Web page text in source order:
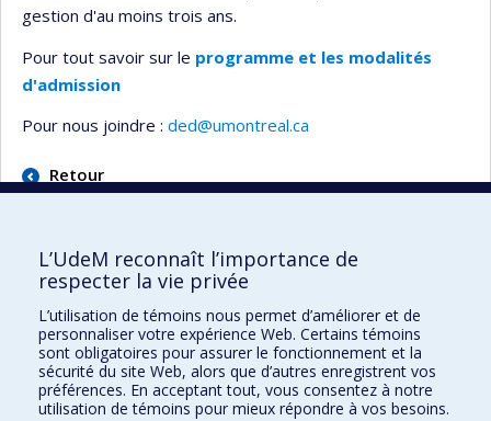
gestion d'au moins trois ans.
Pour tout savoir sur le programme et les modalités
d'admission
Pour nous joindre : ded@umontreal.ca
Retour
Faculté des sciences de l'éducation
Pavillon Marie-Victorin
90, avenue Vincent-d'Indy
Montréal (Québec) H2V 2S9
L’UdeM reconnaît l’importance de
respecter la vie privée
L’utilisation de témoins nous permet d’améliorer et de
personnaliser votre expérience Web. Certains témoins
sont obligatoires pour assurer le fonctionnement et la
sécurité du site Web, alors que d’autres enregistrent vos
préférences. En acceptant tout, vous consentez à notre
utilisation de témoins pour mieux répondre à vos besoins.